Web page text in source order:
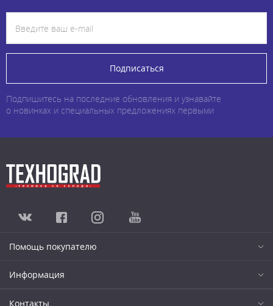
Подписаться
Подпишитесь на последние обновления и узнавайте
о новинках и специальных предложениях первыми
Помощь покупателю
Информация
Контакты